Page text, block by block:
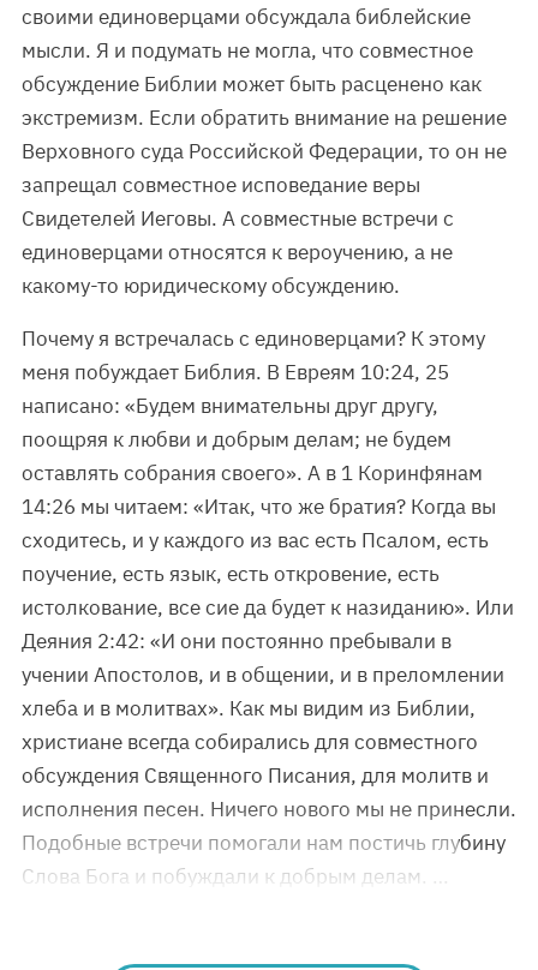
своими единоверцами обсуждала библейские
мысли. Я и подумать не могла, что совместное
обсуждение Библии может быть расценено как
экстремизм. Если обратить внимание на решение
Верховного суда Российской Федерации, то он не
запрещал совместное исповедание веры
Свидетелей Иеговы. А совместные встречи с
единоверцами относятся к вероучению, а не
какому-то юридическому обсуждению.
Почему я встречалась с единоверцами? К этому
меня побуждает Библия. В Евреям 10:24, 25
написано: «Будем внимательны друг другу,
поощряя к любви и добрым делам; не будем
оставлять собрания своего». А в 1 Коринфянам
14:26 мы читаем: «Итак, что же братия? Когда вы
сходитесь, и у каждого из вас есть Псалом, есть
поучение, есть язык, есть откровение, есть
истолкование, все сие да будет к назиданию». Или
Деяния 2:42: «И они постоянно пребывали в
учении Апостолов, и в общении, и в преломлении
хлеба и в молитвах». Как мы видим из Библии,
христиане всегда собирались для совместного
обсуждения Священного Писания, для молитв и
исполнения песен. Ничего нового мы не принесли.
Подобные встречи помогали нам постичь глубину
Слова Бога и побуждали к добрым делам. …